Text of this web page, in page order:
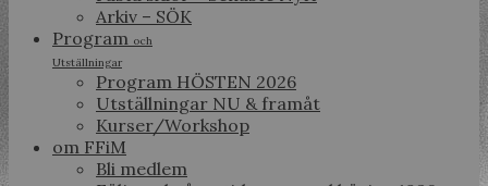
Arkiv – SÖK
Program och
Utställningar
Program HÖSTEN 2026
Utställningar NU & framåt
Kurser/Workshop
om FFiM
Bli medlem